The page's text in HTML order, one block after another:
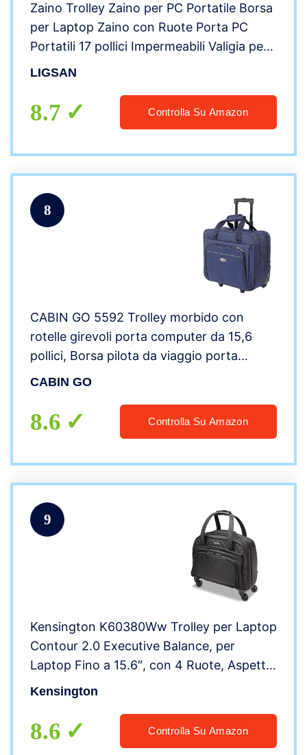
Zaino Trolley Zaino per PC Portatile Borsa
per Laptop Zaino con Ruote Porta PC
Portatili 17 pollici Impermeabili Valigia per
Computer Zaino Bagaglio a Mano Zaino
LIGSAN
8.7 Controlla Su Amazon
8
CABIN GO 5592 Trolley morbido con
rotelle girevoli porta computer da 15,6
pollici, Borsa pilota da viaggio porta
laptop, Trolley pilota dimensioni da
CABIN GO
8.6 Controlla Su Amazon
9
Kensington K60380Ww Trolley per Laptop
Contour 2.0 Executive Balance, per
Laptop Fino a 15.6″, con 4 Ruote, Aspetto
di Una Tote Bag, Bagaglio a Mano
Kensington
8.6 Controlla Su Amazon